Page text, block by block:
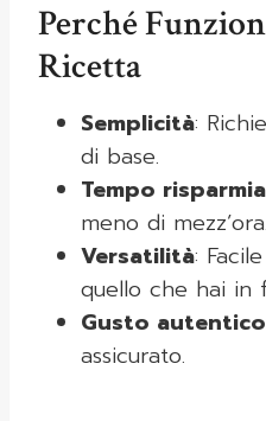
Perché
Ricetta
Semplicità:
di base.
Tempo
meno di mezz’ora.
Versatilità:
quello che hai in
Gusto autentico
assicurato.